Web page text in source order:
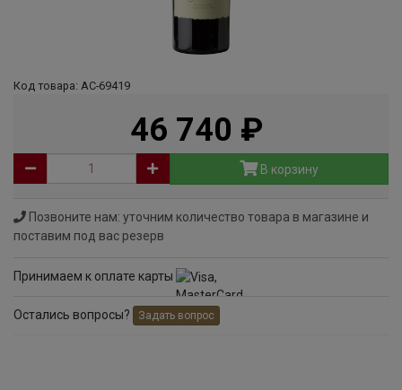
Код товара: АС-69419
46 740
В корзину
Позвоните нам: уточним количество товара в магазине и
поставим под вас резерв
Принимаем к оплате карты
Остались вопросы? Задать вопрос